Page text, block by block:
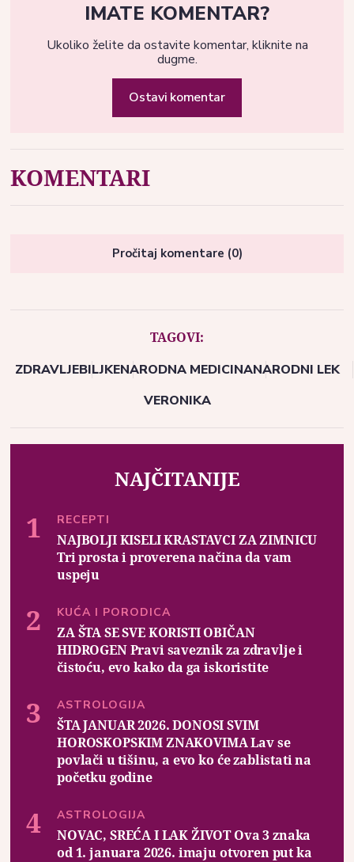
IMATE KOMENTAR?
Ukoliko želite da ostavite komentar, kliknite na
dugme.
Ostavi komentar
KOMENTARI
Pročitaj komentare (0)
TAGOVI:
ZDRAVLJEBILJKENARODNA MEDICINANARODNI LEK
VERONIKA
NAJČITANIJE
RECEPTI
NAJBOLJI KISELI KRASTAVCI ZA ZIMNICU
Tri prosta i proverena načina da vam
uspeju
KUĆA I PORODICA
ZA ŠTA SE SVE KORISTI OBIČAN
HIDROGEN Pravi saveznik za zdravlje i
čistoću, evo kako da ga iskoristite
ASTROLOGIJA
ŠTA JANUAR 2026. DONOSI SVIM
HOROSKOPSKIM ZNAKOVIMA Lav se
povlači u tišinu, a evo ko će zablistati na
početku godine
ASTROLOGIJA
NOVAC, SREĆA I LAK ŽIVOT Ova 3 znaka
od 1. januara 2026. imaju otvoren put ka